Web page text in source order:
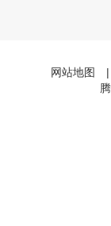
网站地图 |